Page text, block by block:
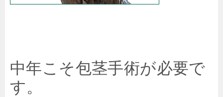
中年こそ包茎手術が必要で
す。